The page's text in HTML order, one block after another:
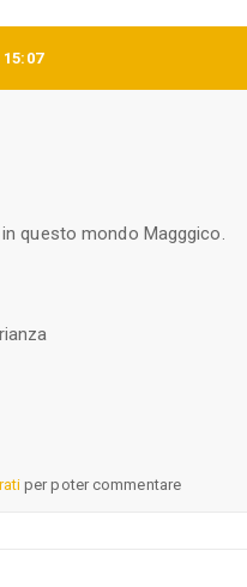
questo mondo Magggico.
per poter commentare